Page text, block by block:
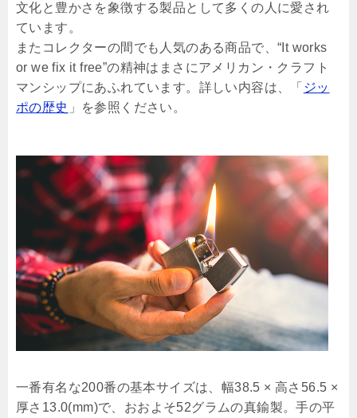
文化と豊かさを象徴する製品として多くの人に愛され
ています。
またコレクターの間でも人気のある商品で、“It works
or we fix it free”の精神はまさにアメリカン・クラフト
マンシップにあふれています。詳しい内容は、「 ジッ
ポの歴史 」を参照ください。
一番有名な200番の基本サイズは、幅38.5 × 高さ56.5 ×
厚さ13.0(mm)で、おおよそ52グラムの真鍮製。手の平